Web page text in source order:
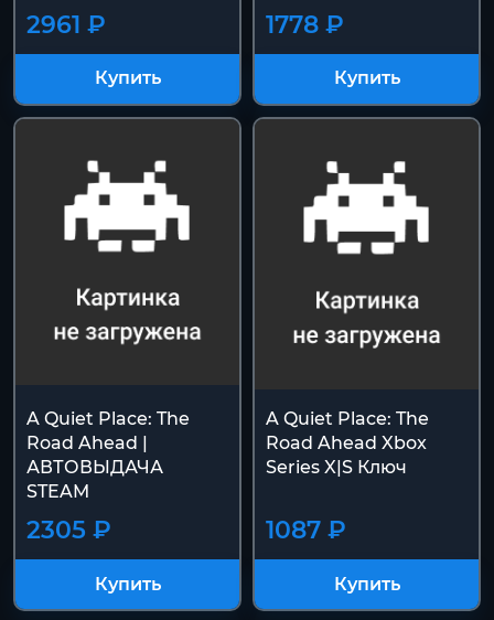
2961 ₽
Купить
1778 ₽
Купить
A Quiet Place: The
Road Ahead |
АВТОВЫДАЧА
STEAM
2305 ₽
Купить
A Quiet Place: The
Road Ahead Xbox
Series X|S Ключ
1087 ₽
Купить